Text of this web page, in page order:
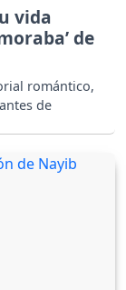
vida
de
romántico,
de